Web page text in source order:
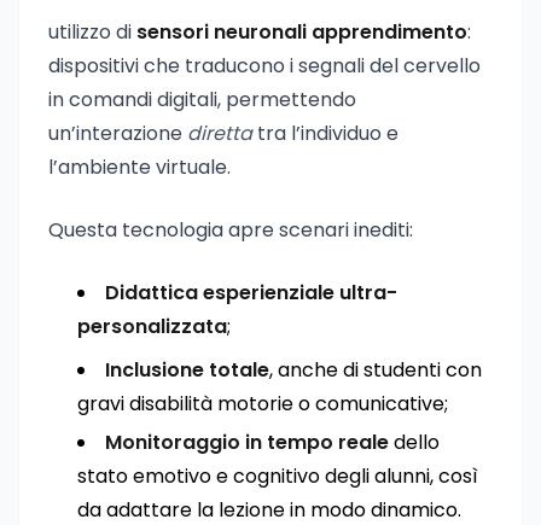
utilizzo di sensori neuronali apprendimento:
dispositivi che traducono i segnali del cervello
in comandi digitali, permettendo
un’interazione direttatra l’individuo e
l’ambiente virtuale.
Questa tecnologia apre scenari inediti:
Didattica esperienziale ultra-
personalizzata;
Inclusione totale, anche di studenti con
gravi disabilità motorie o comunicative;
Monitoraggio in tempo realedello
stato emotivo e cognitivo degli alunni, così
da adattare la lezione in modo dinamico.